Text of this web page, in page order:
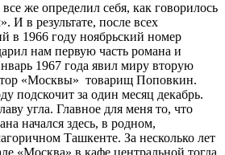
же определил себя, как говорилось
И в результате, после всех
в 1966 году ноябрьский номер
нам первую часть романа и
1967 года явил миру вторую
«Москвы» товарищ Поповкин.
подскочит за один месяц декабрь.
угла. Главное для меня то, что
начался здесь, в родном,
Ташкенте. За несколько лет
«Москва» в кафе центральной тогда